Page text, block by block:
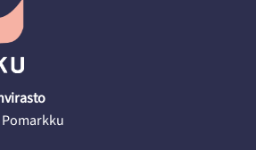
Pomarkku